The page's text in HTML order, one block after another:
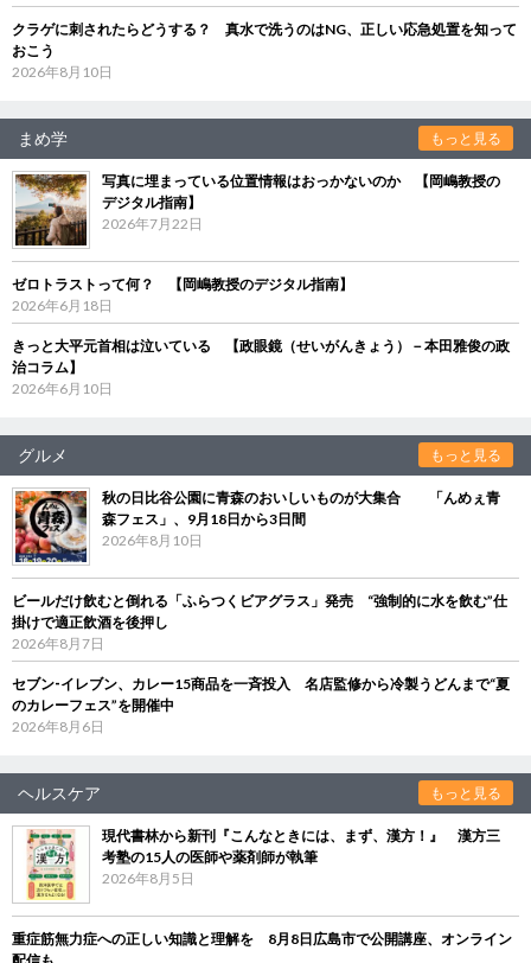
クラゲに刺されたらどうする？ 真水で洗うのはNG、正しい応急処置を知って
おこう
2026年8月10日
まめ学 もっと見る
写真に埋まっている位置情報はおっかないのか 【岡嶋教授の
デジタル指南】
2026年7月22日
ゼロトラストって何？ 【岡嶋教授のデジタル指南】
2026年6月18日
きっと大平元首相は泣いている 【政眼鏡（せいがんきょう）－本田雅俊の政
治コラム】
2026年6月10日
グルメ もっと見る
秋の日比谷公園に青森のおいしいものが大集合 「んめぇ青
森フェス」、9月18日から3日間
2026年8月10日
ビールだけ飲むと倒れる「ふらつくビアグラス」発売 “強制的に水を飲む”仕
掛けで適正飲酒を後押し
2026年8月7日
セブン‐イレブン、カレー15商品を一斉投入 名店監修から冷製うどんまで“夏
のカレーフェス”を開催中
2026年8月6日
ヘルスケア もっと見る
現代書林から新刊『こんなときには、まず、漢方！』 漢方三
考塾の15人の医師や薬剤師が執筆
2026年8月5日
重症筋無力症への正しい知識と理解を 8月8日広島市で公開講座、オンライン